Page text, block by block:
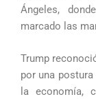
Ángeles,
marcado las
Trump
por una
la economía,